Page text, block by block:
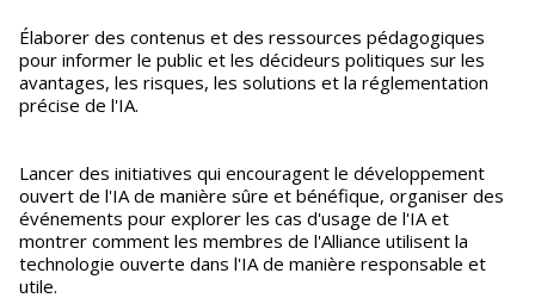
Élaborer des contenus et des ressources pédagogiques
pour informer le public et les décideurs politiques sur les
avantages, les risques, les solutions et la réglementation
précise de l'IA.
Lancer des initiatives qui encouragent le développement
ouvert de l'IA de manière sûre et bénéfique, organiser des
événements pour explorer les cas d'usage de l'IA et
montrer comment les membres de l'Alliance utilisent la
technologie ouverte dans l'IA de manière responsable et
utile.